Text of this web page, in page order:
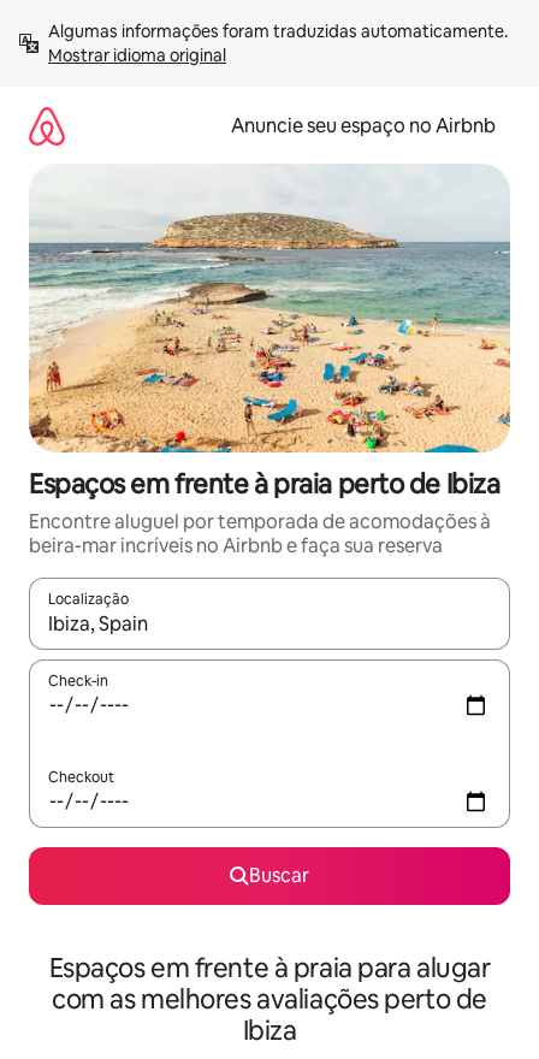
para
Mostrar idioma original
Anuncie seu espaço no Airbnb
Espaços em frente à praia perto de Ibiza
Encontre aluguel por temporada de acomodações à
beira-mar incríveis no Airbnb e faça sua reserva
Localização
Quando os resultados estiverem disponíveis, explore-os
Check-in
Checkout
Buscar
Espaços em frente à praia para alugar
com as melhores avaliações perto de
Ibiza